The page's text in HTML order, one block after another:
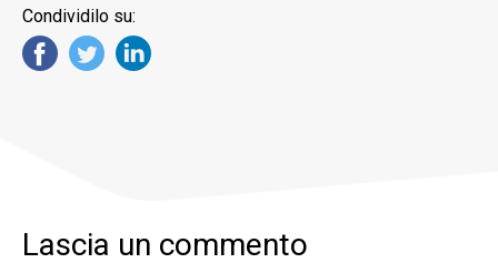
Condividilo su:
Lascia un commento